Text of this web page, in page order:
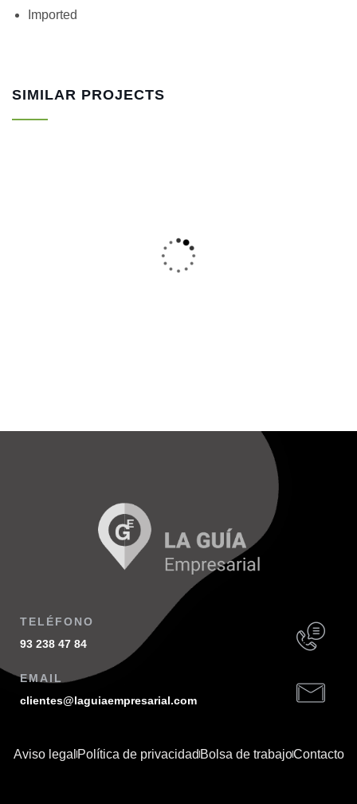
Imported
SIMILAR PROJECTS
Bird House Cuckoo Clock
TELÉFONO
93 238 47 84
EMAIL
clientes@laguiaempresarial.com
Aviso legal Política de privacidadBolsa de trabajoContacto